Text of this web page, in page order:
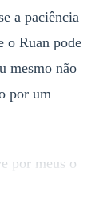
a paciência
o Ruan pode
mesmo não
por um
por meus o